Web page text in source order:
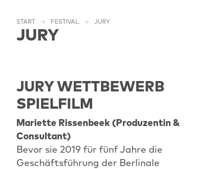
START FESTIVAL JURY
JURY
JURY WETTBEWERB
SPIELFILM
Mariette Rissenbeek (Produzentin &
Consultant)
Bevor sie 2019 für fünf Jahre die
Geschäftsführung der Berlinale